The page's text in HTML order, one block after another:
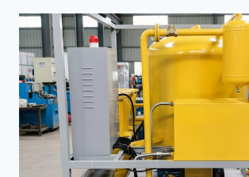
机
调
试
启
动